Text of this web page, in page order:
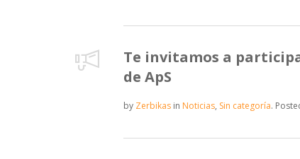
Te invitamos a
de ApS
by Zerbikas in Noticias, Sin categoría.